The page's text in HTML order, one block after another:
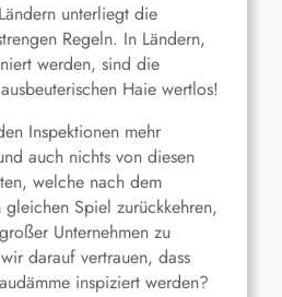
unterliegt die
Regeln. In Ländern,
werden, sind die
Haie wertlos!
Inspektionen mehr
auch nichts von diesen
welche nach dem
Spiel zurückkehren,
Unternehmen zu
darauf vertrauen, dass
inspiziert werden?